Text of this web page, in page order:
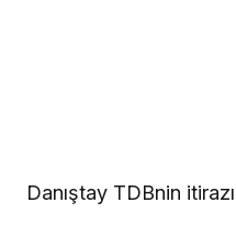
Danıştay TDBnin